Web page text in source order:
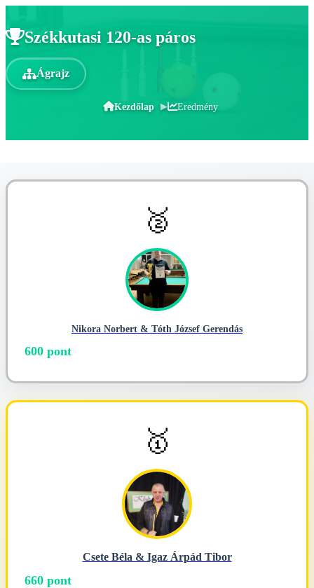
Székkutasi 120-as páros
Ágrajz
Kezdőlap Eredmény
🥈
Nikora Norbert & Tóth József Gerendás
600 pont
🥇
Csete Béla & Igaz Árpád Tibor
660 pont